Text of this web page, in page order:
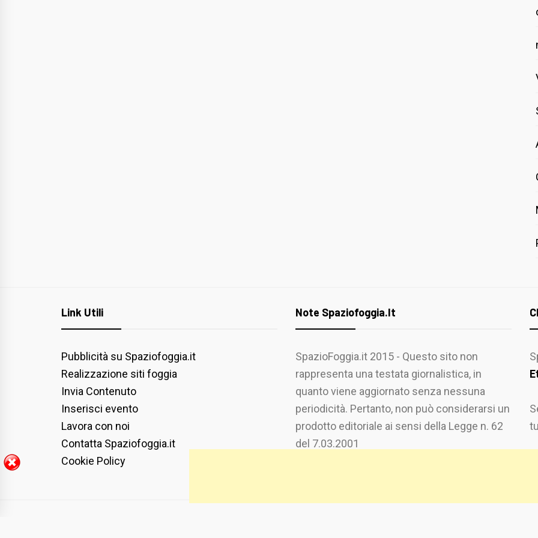
Link Utili
Pubblicità su Spaziofoggia.it
Realizzazione siti foggia
Invia Contenuto
Inserisci evento
Lavora con noi
Contatta Spaziofoggia.it
Cookie Policy
Note Spaziofoggia.it
SpazioFoggia.it 2015 - Questo sito non
rappresenta una testata giornalistica, in
quanto viene aggiornato senza nessuna
periodicità. Pertanto, non può considerarsi un
prodotto editoriale ai sensi della Legge n. 62
del 7.03.2001